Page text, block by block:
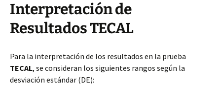
Interpretación de
Resultados TECAL
Para la interpretación de los resultados en la prueba
TECAL, se consideran los siguientes rangos según la
desviación estándar (DE):